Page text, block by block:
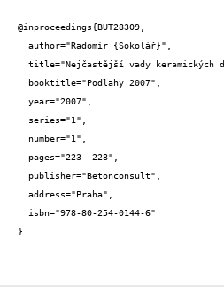
@inproceedings{BUT28309,
}